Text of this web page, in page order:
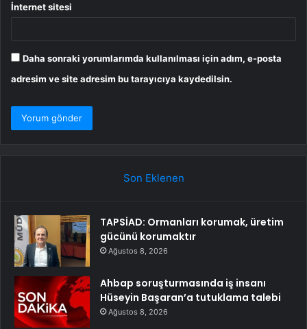
İnternet sitesi
Daha sonraki yorumlarımda kullanılması için adım, e-posta
adresim ve site adresim bu tarayıcıya kaydedilsin.
Son Eklenen
TAPSİAD: Ormanları korumak, üretim
gücünü korumaktır
Ağustos 8, 2026
Ahbap soruşturmasında iş insanı
Hüseyin Başaran’a tutuklama talebi
Ağustos 8, 2026